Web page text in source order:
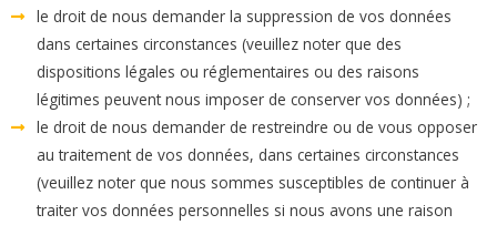
le droit de nous demander la suppression de vos données
dans certaines circonstances (veuillez noter que des
dispositions légales ou réglementaires ou des raisons
légitimes peuvent nous imposer de conserver vos données) ;
le droit de nous demander de restreindre ou de vous opposer
au traitement de vos données, dans certaines circonstances
(veuillez noter que nous sommes susceptibles de continuer à
traiter vos données personnelles si nous avons une raison